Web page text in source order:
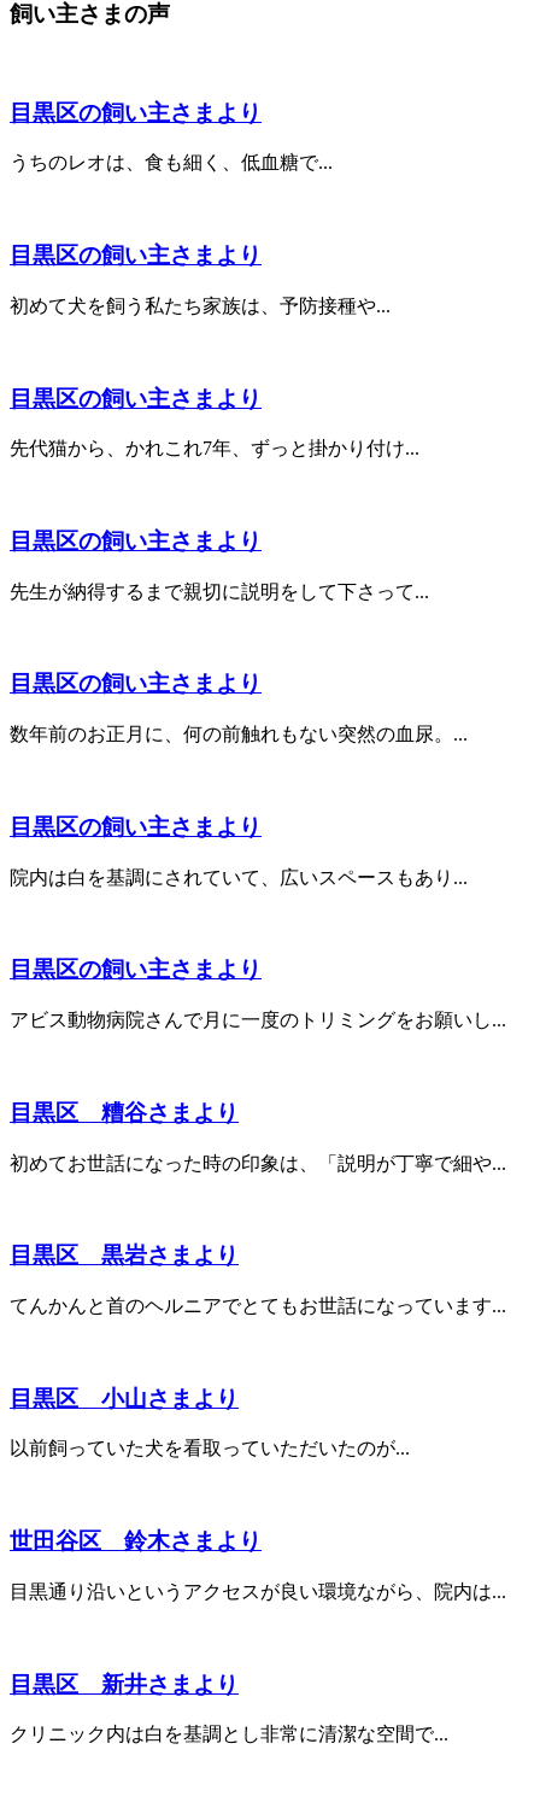
飼い主さまの声
目黒区の飼い主さまより
うちのレオは、食も細く、低血糖で...
目黒区の飼い主さまより
初めて犬を飼う私たち家族は、予防接種や...
目黒区の飼い主さまより
先代猫から、かれこれ7年、ずっと掛かり付け...
目黒区の飼い主さまより
先生が納得するまで親切に説明をして下さって...
目黒区の飼い主さまより
数年前のお正月に、何の前触れもない突然の血尿。...
目黒区の飼い主さまより
院内は白を基調にされていて、広いスペースもあり...
目黒区の飼い主さまより
アビス動物病院さんで月に一度のトリミングをお願いし...
目黒区 糟谷さまより
初めてお世話になった時の印象は、「説明が丁寧で細や...
目黒区 黒岩さまより
てんかんと首のヘルニアでとてもお世話になっています...
目黒区 小山さまより
以前飼っていた犬を看取っていただいたのが...
世田谷区 鈴木さまより
目黒通り沿いというアクセスが良い環境ながら、院内は...
目黒区 新井さまより
クリニック内は白を基調とし非常に清潔な空間で...